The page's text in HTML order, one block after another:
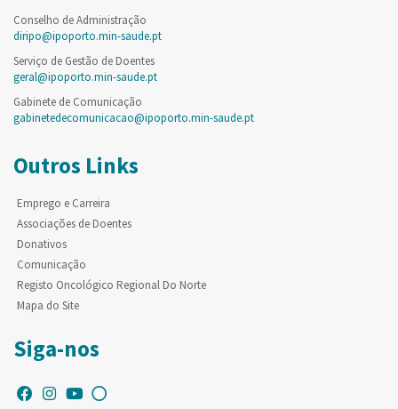
Conselho de Administração
diripo@ipoporto.min-saude.pt
Serviço de Gestão de Doentes
geral@ipoporto.min-saude.pt
Gabinete de Comunicação
gabinetedecomunicacao@ipoporto.min-saude.pt
Outros Links
Emprego e Carreira
Associações de Doentes
Donativos
Comunicação
Registo Oncológico Regional Do Norte
Mapa do Site
Siga-nos